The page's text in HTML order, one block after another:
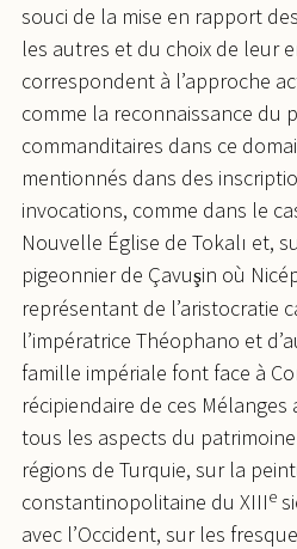
souci de la mise en rapport
les autres et du choix de leur
correspondent à l’approche
comme la reconnaissance du
commanditaires dans ce
mentionnés dans des
invocations, comme dans le
Nouvelle Église de Tokalı et,
pigeonnier de Çavuşin où
représentant de l’aristocratie
l’impératrice Théophano et
famille impériale font face à
récipiendaire de ces
tous les aspects du
régions de Turquie, sur la
constantinopolitaine du XIIIe
avec l’Occident, sur les